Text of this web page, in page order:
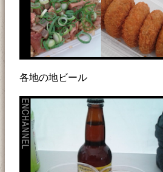
各地の地ビール